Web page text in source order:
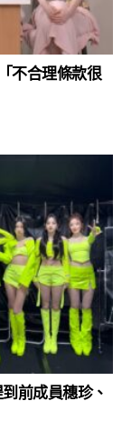
不合理條款很
前成員穗珍、